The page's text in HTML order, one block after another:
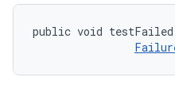
public void